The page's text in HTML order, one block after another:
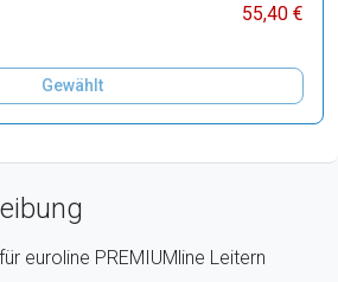
55,40 €
Gewählt
euroline PREMIUMline Leitern